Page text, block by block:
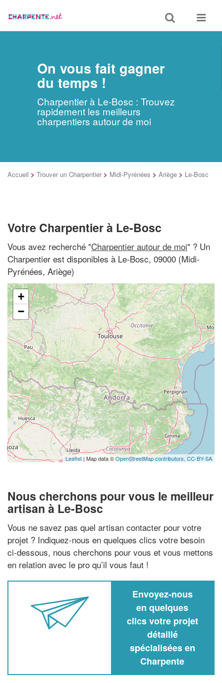
Toggle
search
Toggle
On vous fait gagner
du temps !
Charpentier à Le-Bosc : Trouvez
rapidement les meilleurs
charpentiers autour de moi
Accueil > Trouver un Charpentier > Midi-Pyrénées > Ariège > Le-Bosc
Votre Charpentier à Le-Bosc
Vous avez recherché "Charpentier autour de moi" ? Un
Charpentier est disponibles à Le-Bosc, 09000 (Midi-
Pyrénées, Ariège)
+
−
Leaflet| Map data ©OpenStreetMap contributors, CC-BY-SA
Nous cherchons pour vous le meilleur
artisan à Le-Bosc
Vous ne savez pas quel artisan contacter pour votre
projet ? Indiquez-nous en quelques clics votre besoin
ci-dessous, nous cherchons pour vous et vous mettons
en relation avec le pro qu’il vous faut !
Envoyez-nous
en quelques
clics votre projet
détaillé
spécialisées en
Charpente